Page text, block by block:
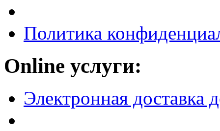
Политика
Online услуги:
Электронная доставка